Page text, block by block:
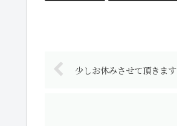
少しお休みさせて頂きます